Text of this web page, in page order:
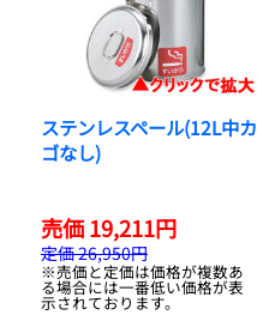
ステンレスペール(12L中カ
ゴなし)
売価 19,211円
定価 26,950円
※売価と定価は価格が複数あ
る場合には一番低い価格が表
示されております。